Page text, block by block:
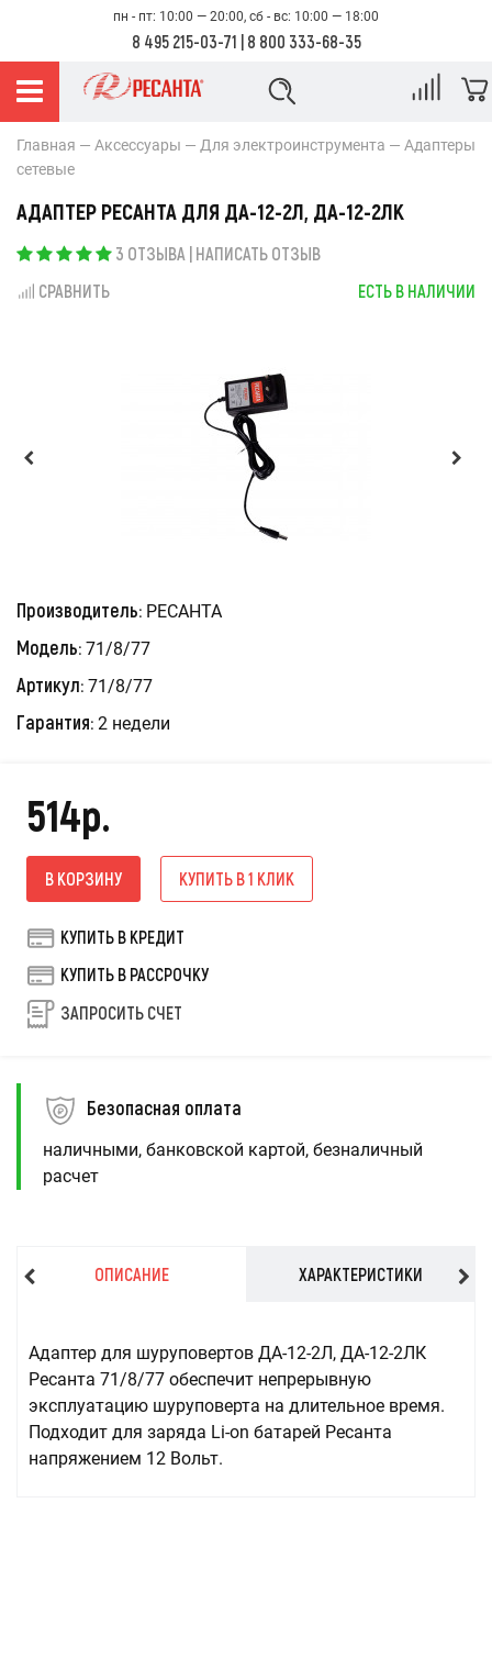
пн - пт: 10:00 — 20:00, сб - вс: 10:00 — 18:00
8 495 215-03-71 | 8 800 333-68-35
Главная Аксессуары Для электроинструмента
Адаптеры
сетевые
АДАПТЕР РЕСАНТА ДЛЯ ДА-12-2Л, ДА-12-2ЛК
3 ОТЗЫВА | НАПИСАТЬ ОТЗЫВ
СРАВНИТЬ
ЕСТЬ В НАЛИЧИИ
Производитель: РЕСАНТА
Модель: 71/8/77
Артикул: 71/8/77
Гарантия: 2 недели
514р.
В КОРЗИНУ КУПИТЬ В 1 КЛИК
КУПИТЬ В КРЕДИТ
КУПИТЬ В РАССРОЧКУ
ЗАПРОСИТЬ СЧЕТ
Безопасная оплата
наличными, банковской картой, безналичный
расчет
ОПИСАНИЕ ХАРАКТЕРИСТИКИ
Адаптер для шуруповертов ДА-12-2Л, ДА-12-2ЛК
Ресанта 71/8/77 обеспечит непрерывную
эксплуатацию шуруповерта на длительное время.
Подходит для заряда Li-on батарей Ресанта
напряжением 12 Вольт.